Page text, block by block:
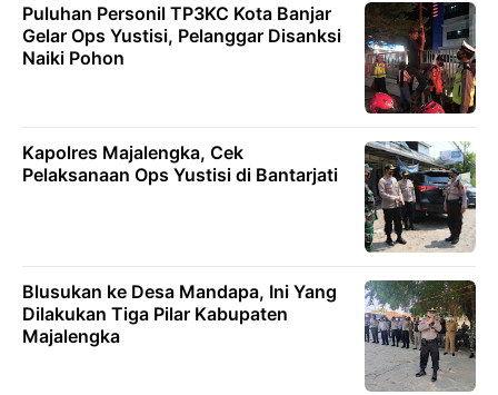
Puluhan Personil TP3KC Kota Banjar
Gelar Ops Yustisi, Pelanggar Disanksi
Naiki Pohon
Kapolres Majalengka, Cek
Pelaksanaan Ops Yustisi di Bantarjati
Blusukan ke Desa Mandapa, Ini Yang
Dilakukan Tiga Pilar Kabupaten
Majalengka